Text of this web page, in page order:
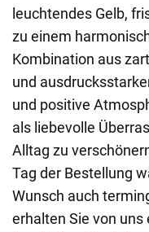
leuchtendes Gelb,
zu einem
Kombination aus
und
und positive
als liebevolle
Alltag zu
Tag der Bestellung
Wunsch auch
erhalten Sie von uns